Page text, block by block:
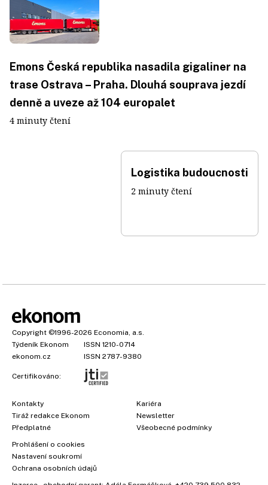
Emons Česká republika nasadila gigaliner na
trase Ostrava – Praha. Dlouhá souprava jezdí
denně a uveze až 104 europalet
4 minuty čtení
Logistika budoucnosti
2 minuty čtení
Copyright ©1996-2026 Economia, a.s.
Týdeník Ekonom
ISSN 1210-0714
ekonom.cz
ISSN 2787-9380
Certifikováno:
Kontakty
Tiráž redakce Ekonom
Předplatné
Kariéra
Newsletter
Všeobecné podmínky
Prohlášení o cookies
Nastavení soukromí
Ochrana osobních údajů